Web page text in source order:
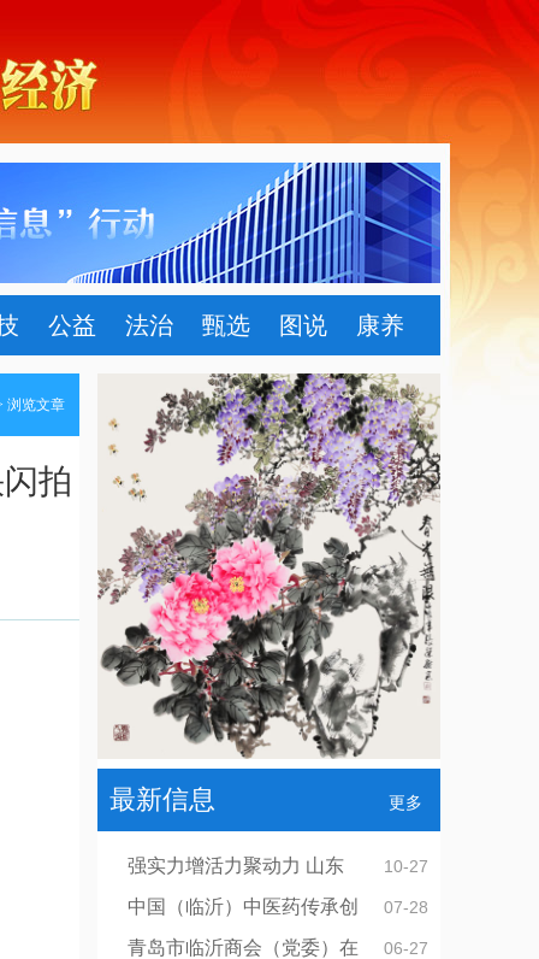
公益 法治 甄选 图说 康养
浏览文章
拍
更多
最新信息
10-27
强实力增活力聚动力 山东
07-28
中国（临沂）中医药传承创
06-27
青岛市临沂商会（党委）在